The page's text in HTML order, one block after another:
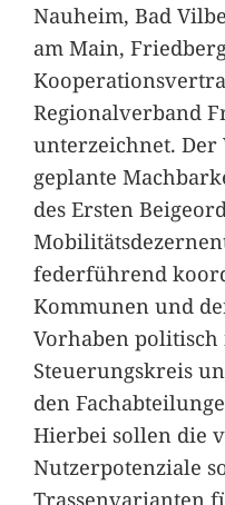
Nauheim, Bad
am Main,
Regionalverband
unterzeichnet.
geplante
des Ersten
federführend
Kommunen und
Vorhaben
Steuerungskreis
den
Hierbei sollen die
Nutzerpotenziale
Trassenvarianten